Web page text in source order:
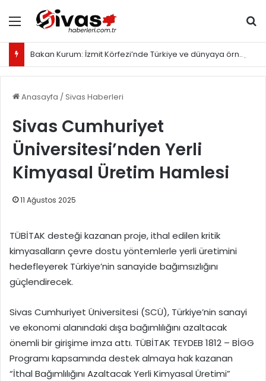
Menü
Bakan Kurum: İzmit Körfezi’nde Türkiye ve dünyaya örnek olacak proje yürütüyoruz
Anasayfa / Sivas Haberleri
Sivas Cumhuriyet
Üniversitesi’nden Yerli
Kimyasal Üretim Hamlesi
11 Ağustos 2025
TÜBİTAK desteği kazanan proje, ithal edilen kritik
kimyasalların çevre dostu yöntemlerle yerli üretimini
hedefleyerek Türkiye’nin sanayide bağımsızlığını
güçlendirecek.
Sivas Cumhuriyet Üniversitesi (SCÜ), Türkiye’nin sanayi
ve ekonomi alanındaki dışa bağımlılığını azaltacak
önemli bir girişime imza attı. TÜBİTAK TEYDEB 1812 – BİGG
Programı kapsamında destek almaya hak kazanan
“İthal Bağımlılığını Azaltacak Yerli Kimyasal Üretimi”